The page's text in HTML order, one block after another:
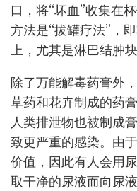
口，将“坏血”收集在
方法是“拔罐疗法”，
上，尤其是淋巴结肿
除了万能解毒药膏外
草药和花卉制成的药
人类排泄物也被制成
致更严重的感染。由
价值，因此有人会用
取干净的尿液而向尿